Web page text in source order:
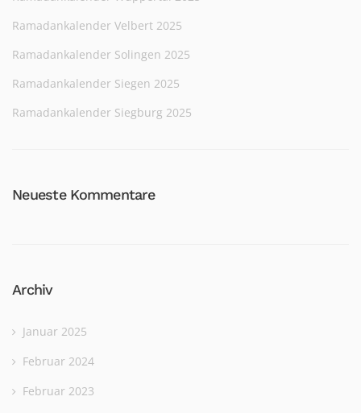
Ramadankalender Velbert 2025
Ramadankalender Solingen 2025
Ramadankalender Siegen 2025
Ramadankalender Siegburg 2025
Neueste Kommentare
Archiv
Januar 2025
Februar 2024
Februar 2023